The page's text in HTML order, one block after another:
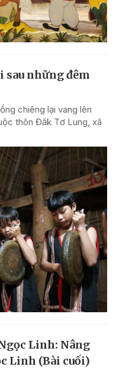
những đêm
chiêng lại vang lên
thôn Đăk Tơ Lung, xã
Linh: Nâng
Linh (Bài cuối)